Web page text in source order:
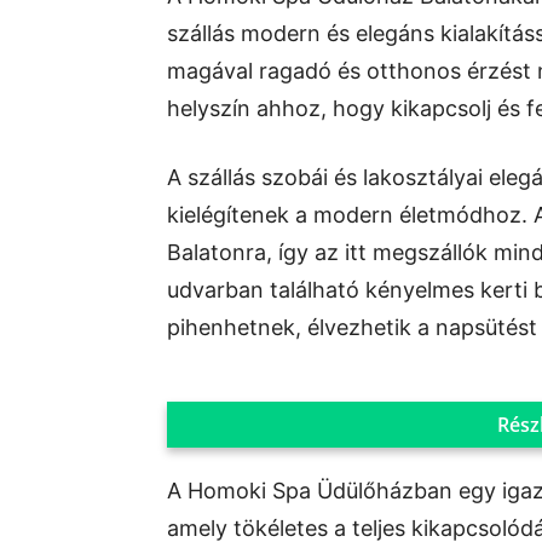
szállás modern és elegáns
magával ragadó és otthonos érzést
helyszín ahhoz, hogy kikapcsolj és
A szállás szobái és lakosztályai
kielégítenek a modern életmódhoz.
Balatonra, így az itt megszállók
udvarban található kényelmes kerti
pihenhetnek, élvezhetik a
A Homoki Spa Üdülőházban egy
amely tökéletes a teljes